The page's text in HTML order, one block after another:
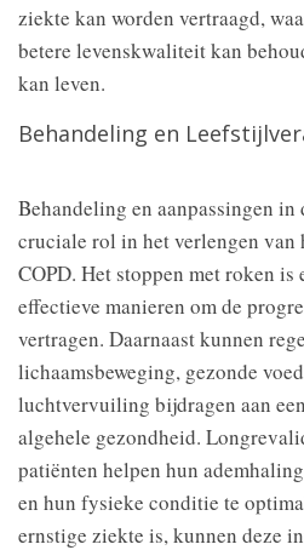
ziekte kan worden vertraagd,
betere levenskwaliteit kan
kan leven.
Behandeling en
Behandeling en aanpassingen
cruciale rol in het verlengen van
COPD. Het stoppen met roken is
effectieve manieren om de
vertragen. Daarnaast kunnen
lichaamsbeweging, gezonde
luchtvervuiling bijdragen aan
algehele gezondheid.
patiënten helpen hun
en hun fysieke conditie te
ernstige ziekte is, kunnen deze